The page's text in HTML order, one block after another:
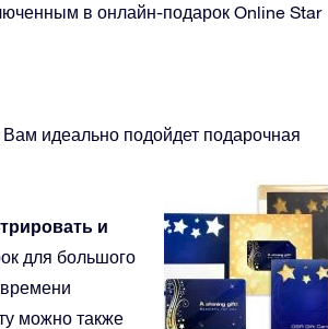
в онлайн-подарок Online Star
Вам идеально подойдет подарочная
и
для большого
можно также